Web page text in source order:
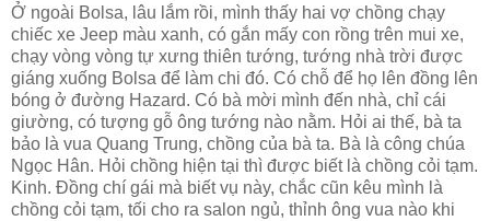
Ở ngoài Bolsa, lâu lắm rồi, mình thấy hai vợ chồng chạy
chiếc xe Jeep màu xanh, có gắn mấy con rồng trên mui xe,
chạy vòng vòng tự xưng thiên tướng, tướng nhà trời được
giáng xuống Bolsa để làm chi đó. Có chỗ để họ lên đồng lên
bóng ở đường Hazard. Có bà mời mình đến nhà, chỉ cái
giường, có tượng gỗ ông tướng nào nằm. Hỏi ai thế, bà ta
bảo là vua Quang Trung, chồng của bà ta. Bà là công chúa
Ngọc Hân. Hỏi chồng hiện tại thì được biết là chồng cỏi tạm.
Kinh. Đồng chí gái mà biết vụ này, chắc cũn kêu mình là
chồng cỏi tạm, tối cho ra salon ngủ, thỉnh ông vua nào khi